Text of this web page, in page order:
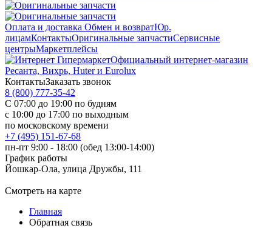
Оплата и доставка Обмен и возвратЮр.
лицамКонтактыОригинальные запчастиСервисные
центрыМаркетплейсы
Официальный интернет-магазин
Ресанта, Вихрь, Huter и Eurolux
КонтактыЗаказать звонок
8 (800) 777-35-42
С 07:00 до 19:00 по будням
с 10:00 до 17:00 по выходным
по московскому времени
+7 (495) 151-67-68
пн-пт 9:00 - 18:00 (обед 13:00-14:00)
График работы
Йошкар-Ола, улица Дружбы, 111
Смотреть на карте
Главная
Обратная связь